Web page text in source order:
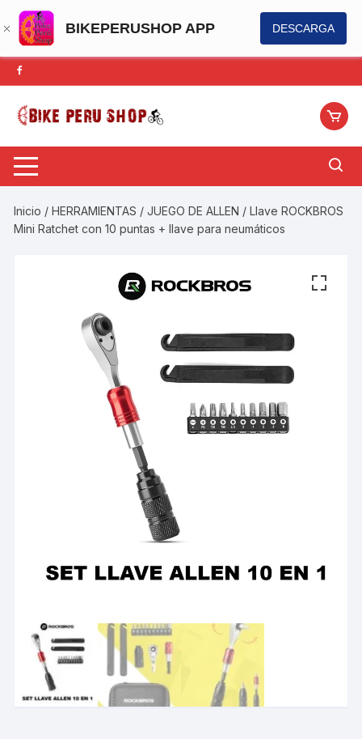
BIKEPERUSHOP APP DESCARGA
Saltar
al
contenido
Inicio /HERRAMIENTAS /JUEGO DE ALLEN / Llave ROCKBROS
Mini Ratchet con 10 puntas + llave para neumáticos